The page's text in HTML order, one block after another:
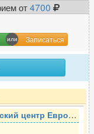
от4700
Записаться
центр Евроонко »